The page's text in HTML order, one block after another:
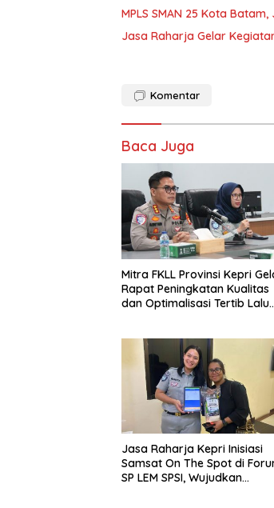
MPLS SMAN 25 Kota
Jasa Raharja Gelar
Komentar
Baca Juga
Mitra FKLL Provinsi Kepri
Rapat Peningkatan Kualitas
dan Optimalisasi Tertib Lalu
Jasa Raharja Kepri Inisiasi
Samsat On The Spot di
SP LEM SPSI, Wujudkan